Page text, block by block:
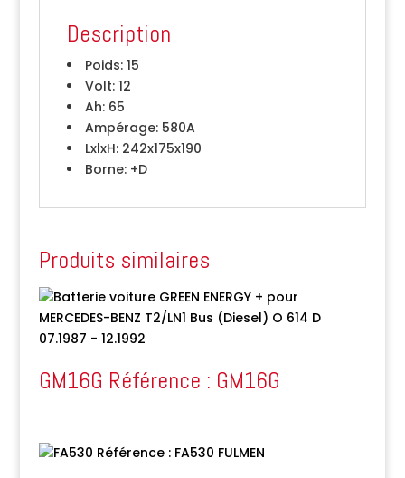
Description
Poids:15
Volt:12
Ah:65
Ampérage:580A
LxlxH:242x175x190
Borne:+D
Produits similaires
GM16G Référence : GM16G